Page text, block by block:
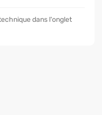
dans l'onglet